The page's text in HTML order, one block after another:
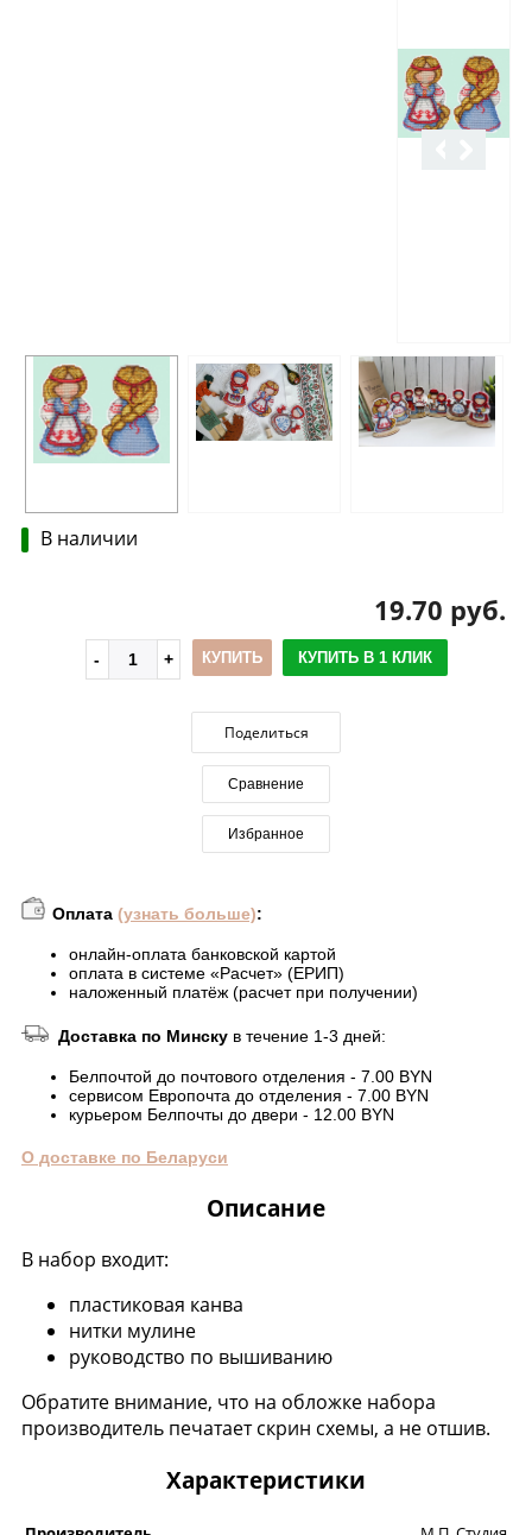
В наличии
19.70 руб.
КУПИТЬ КУПИТЬ В 1 КЛИК
Поделиться
Сравнение
Избранное
Оплата (узнать больше):
онлайн-оплата банковской картой
оплата в системе «Расчет» (ЕРИП)
наложенный платёж (расчет при получении)
Доставка по Минску в течение 1-3 дней:
Белпочтой до почтового отделения - 7.00 BYN
сервисом Европочта до отделения - 7.00 BYN
курьером Белпочты до двери - 12.00 BYN
О доставке по Беларуси
Описание
В набор входит:
пластиковая канва
нитки мулине
руководство по вышиванию
Обратите внимание, что на обложке набора
производитель печатает скрин схемы, а не отшив.
Характеристики